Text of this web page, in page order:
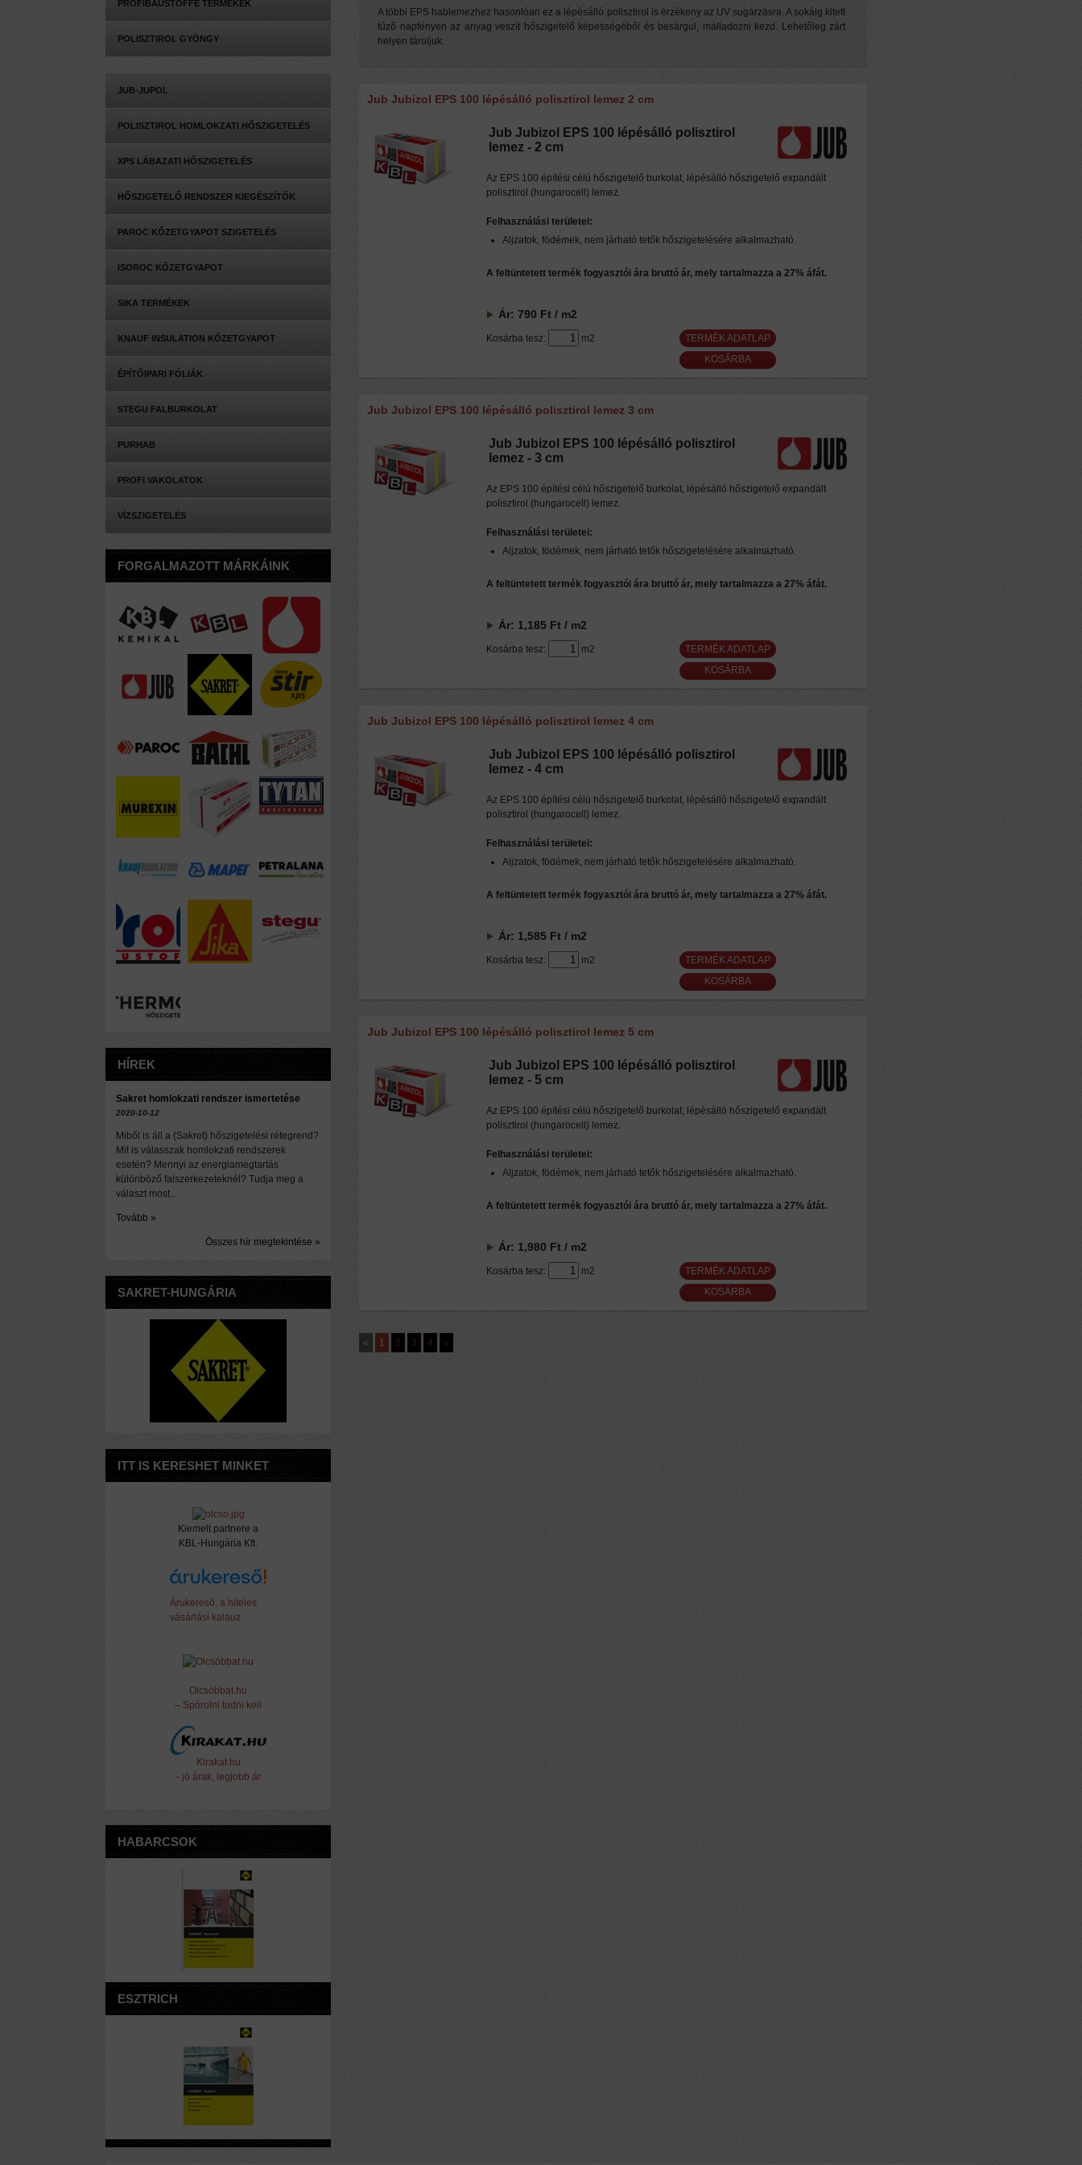
PROFIBAUSTOFFE TERMÉKEK
POLISZTIROL GYÖNGY
JUB-JUPOL
POLISZTIROL HOMLOKZATI HŐSZIGETELÉS
XPS LÁBAZATI HŐSZIGETELÉS
HŐSZIGETELŐ RENDSZER KIEGÉSZÍTŐK
PAROC KŐZETGYAPOT SZIGETELÉS
ISOROC KŐZETGYAPOT
SIKA TERMÉKEK
KNAUF INSULATION KŐZETGYAPOT
ÉPÍTŐIPARI FÓLIÁK
STEGU FALBURKOLAT
PURHAB
PROFI VAKOLATOK
VÍZSZIGETELÉS
FORGALMAZOTT MÁRKÁINK
HÍREK
Sakret homlokzati rendszer ismertetése
2020-10-12
Miből is áll a (Sakret) hőszigetelési rétegrend?
Mit is válasszak homlokzati rendszerek
esetén? Mennyi az energiamegtartás
különböző falszerkezeteknél? Tudja meg a
választ most...
Tovább »
Összes hír megtekintése »
SAKRET-HUNGÁRIA
ITT IS KERESHET MINKET
Kiemelt partnere a
KBL-Hungária Kft.
Árukereső, a hiteles
vásárlási kalauz
Olcsóbbat.hu
– Spórolni tudni kell
Kirakat.hu
- jó árak, legjobb ár
HABARCSOK
ESZTRICH
A többi EPS hablemezhez hasonlóan ez a lépésálló polisztirol is érzékeny az UV sugárzásra. A sokáig kitett
tűző napfényen az anyag veszít hőszigetelő képességéből és besárgul, málladozni kezd. Lehetőleg zárt
helyen tároljuk.
Jub Jubizol EPS 100 lépésálló polisztirol lemez 2 cm
Jub Jubizol EPS 100 lépésálló polisztirol
lemez - 2 cm
Az EPS 100 építési célú hőszigetelő burkolat, lépésálló hőszigetelő expandált
polisztirol (hungarocell) lemez.
Felhasználási területei:
Aljzatok, födémek, nem járható tetők hőszigetelésére alkalmazható.
A feltüntetett termék fogyasztói ára bruttó ár, mely tartalmazza a 27% áfát.
Ár: 790 Ft / m2
Kosárba tesz: m2 TERMÉK ADATLAP
Jub Jubizol EPS 100 lépésálló polisztirol lemez 3 cm
Jub Jubizol EPS 100 lépésálló polisztirol
lemez - 3 cm
Az EPS 100 építési célú hőszigetelő burkolat, lépésálló hőszigetelő expandált
polisztirol (hungarocell) lemez.
Felhasználási területei:
Aljzatok, födémek, nem járható tetők hőszigetelésére alkalmazható.
A feltüntetett termék fogyasztói ára bruttó ár, mely tartalmazza a 27% áfát.
Ár: 1,185 Ft / m2
Kosárba tesz: m2 TERMÉK ADATLAP
Jub Jubizol EPS 100 lépésálló polisztirol lemez 4 cm
Jub Jubizol EPS 100 lépésálló polisztirol
lemez - 4 cm
Az EPS 100 építési célú hőszigetelő burkolat, lépésálló hőszigetelő expandált
polisztirol (hungarocell) lemez.
Felhasználási területei:
Aljzatok, födémek, nem járható tetők hőszigetelésére alkalmazható.
A feltüntetett termék fogyasztói ára bruttó ár, mely tartalmazza a 27% áfát.
Ár: 1,585 Ft / m2
Kosárba tesz: m2 TERMÉK ADATLAP
Jub Jubizol EPS 100 lépésálló polisztirol lemez 5 cm
Jub Jubizol EPS 100 lépésálló polisztirol
lemez - 5 cm
Az EPS 100 építési célú hőszigetelő burkolat, lépésálló hőszigetelő expandált
polisztirol (hungarocell) lemez.
Felhasználási területei:
Aljzatok, födémek, nem járható tetők hőszigetelésére alkalmazható.
A feltüntetett termék fogyasztói ára bruttó ár, mely tartalmazza a 27% áfát.
Ár: 1,980 Ft / m2
Kosárba tesz: m2 TERMÉK ADATLAP
« 1 2 3 4 »